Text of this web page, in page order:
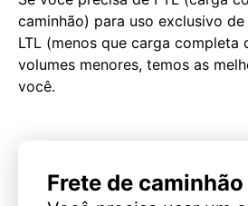
caminhão) para uso exclusivo
LTL (menos que carga completa
volumes menores, temos as
você.
Frete de caminhão